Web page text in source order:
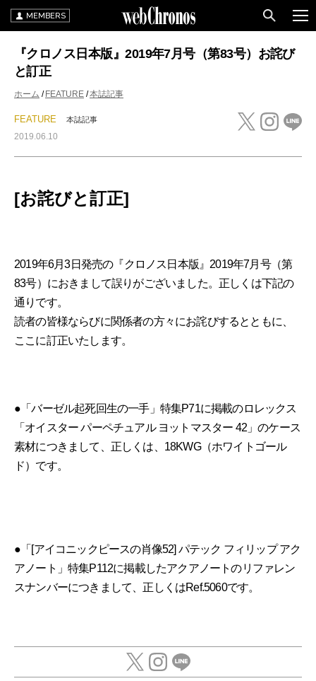
MEMBERS
『クロノス日本版』2019年7月号（第83号）お詫び
と訂正
ホーム FEATURE 本誌記事
FEATURE 本誌記事
2019.06.10
[お詫びと訂正]
2019年6月3日発売の『クロノス日本版』2019年7月号（第
83号）におきまして誤りがございました。正しくは下記の
通りです。
読者の皆様ならびに関係者の方々にお詫びするとともに、
ここに訂正いたします。
●「バーゼル起死回生の一手」特集P71に掲載のロレックス
「オイスター パーペチュアル ヨットマスター 42」のケース
素材につきまして、正しくは、18KWG（ホワイトゴール
ド）です。
●「[アイコニックピースの肖像52] パテック フィリップ アク
アノート」特集P112に掲載したアクアノートのリファレン
スナンバーにつきまして、正しくはRef.5060です。